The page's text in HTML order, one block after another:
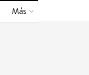
Más